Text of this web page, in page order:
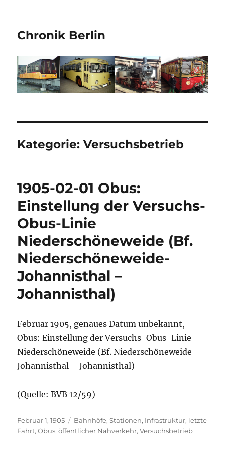
Chronik Berlin
Kategorie:Versuchsbetrieb
1905-02-01 Obus:
Einstellung der Versuchs-
Obus-Linie
Niederschöneweide (Bf.
Niederschöneweide-
Johannisthal –
Johannisthal)
Februar 1905, genaues Datum unbekannt,
Obus: Einstellung der Versuchs-Obus-Linie
Niederschöneweide (Bf. Niederschöneweide-
Johannisthal – Johannisthal)
(Quelle: BVB 12/59)
Veröffentlicht
am
Februar 1, 1905 Kategorien
Bahnhöfe, Stationen, Infrastruktur, letzte
Fahrt,Obus,öffentlicher Nahverkehr,Versuchsbetrieb